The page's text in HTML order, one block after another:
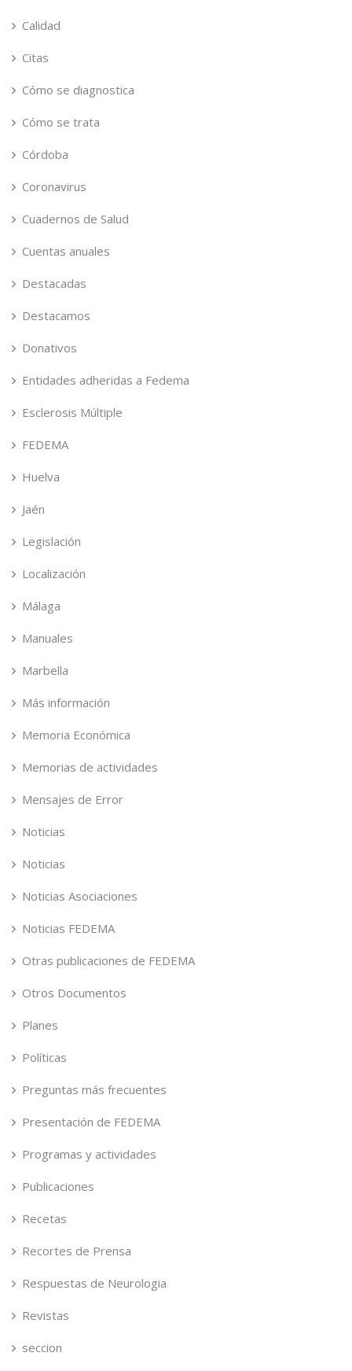
Calidad
Citas
Cómo se diagnostica
Cómo se trata
Córdoba
Coronavirus
Cuadernos de Salud
Cuentas anuales
Destacadas
Destacamos
Donativos
Entidades adheridas a Fedema
Esclerosis Múltiple
FEDEMA
Huelva
Jaén
Legislación
Localización
Málaga
Manuales
Marbella
Más información
Memoria Económica
Memorias de actividades
Mensajes de Error
Noticias
Noticias
Noticias Asociaciones
Noticias FEDEMA
Otras publicaciones de FEDEMA
Otros Documentos
Planes
Políticas
Preguntas más frecuentes
Presentación de FEDEMA
Programas y actividades
Publicaciones
Recetas
Recortes de Prensa
Respuestas de Neurologia
Revistas
seccion